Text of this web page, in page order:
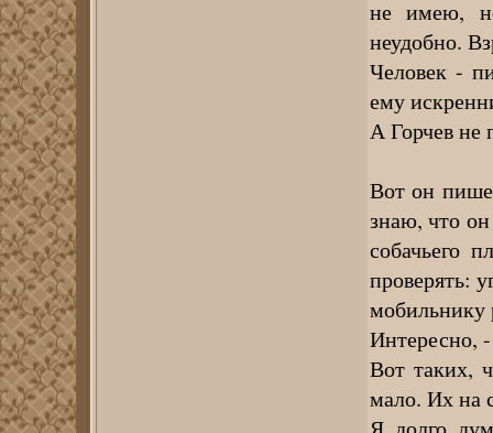
не имею,
неудобно.
Человек -
ему
А Горчев не
Вот он
знаю, что
собачьего
проверять:
мобильнику
Интересно,
Вот таких,
мало. Их на